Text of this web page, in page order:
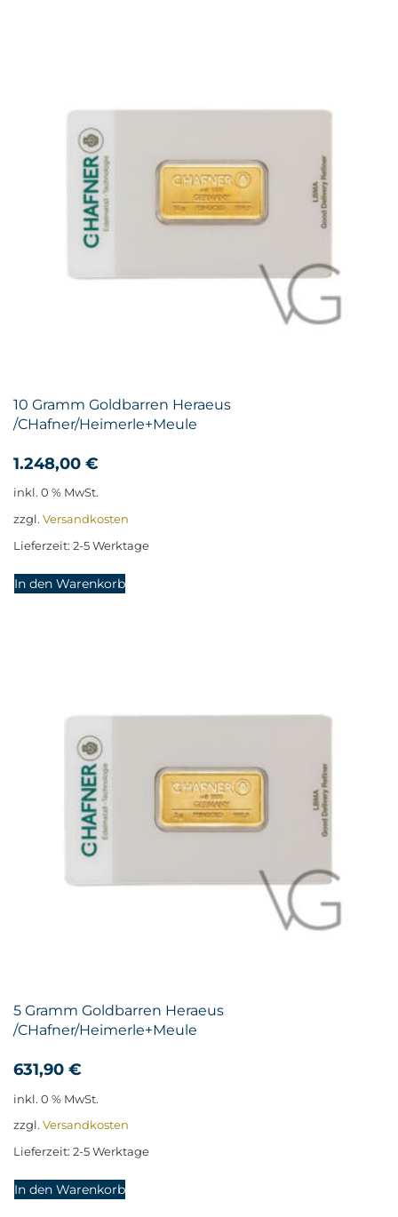
10 Gramm Goldbarren Heraeus
/CHafner/Heimerle+Meule
1.248,00 €
inkl. 0 % MwSt.
zzgl. Versandkosten
Lieferzeit: 2-5 Werktage
In den Warenkorb
5 Gramm Goldbarren Heraeus
/CHafner/Heimerle+Meule
631,90 €
inkl. 0 % MwSt.
zzgl. Versandkosten
Lieferzeit: 2-5 Werktage
In den Warenkorb